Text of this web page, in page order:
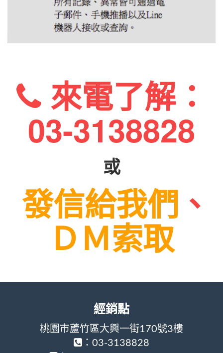
來電了解：
03-3138828
或
發信給我們 、
ＤＭ索取
經銷點
桃園市蘆竹區大興一街170號3樓
：03-3138828